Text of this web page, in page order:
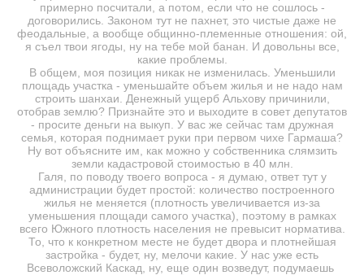
примерно посчитали, а потом, если что не сошлось -
договорились. Законом тут не пахнет, это чистые даже не
феодальные, а вообще общинно-племенные отношения: ой,
я съел твои ягоды, ну на тебе мой банан. И довольны все,
какие проблемы.
В общем, моя позиция никак не изменилась. Уменьшили
площадь участка - уменьшайте объем жилья и не надо нам
строить шанхаи. Денежный ущерб Альхову причинили,
отобрав землю? Признайте это и выходите в совет депутатов
- просите деньги на выкуп. У вас же сейчас там дружная
семья, которая поднимает руки при первом чихе Гармаша?
Ну вот объясните им, как можно у собственника слямзить
земли кадастровой стоимостью в 40 млн.
Галя, по поводу твоего вопроса - я думаю, ответ тут у
администрации будет простой: количество построенного
жилья не меняется (плотность увеличивается из-за
уменьшения площади самого участка), поэтому в рамках
всего Южного плотность населения не превысит норматива.
То, что к конкретном месте не будет двора и плотнейшая
застройка - будет, ну, мелочи какие. У нас уже есть
Всеволожский Каскад, ну, еще один возведут, подумаешь